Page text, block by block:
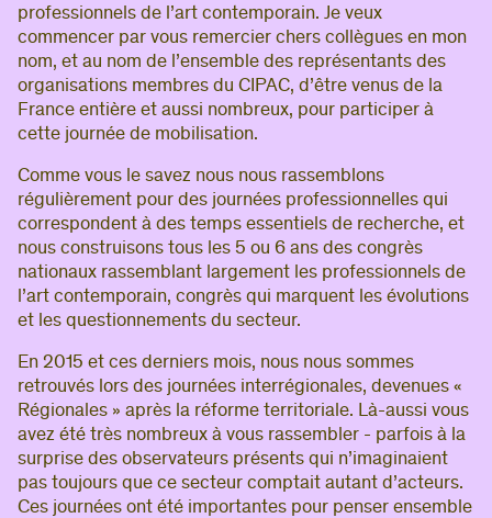
professionnels de l’art contemporain. Je veux
commencer par vous remercier chers collègues en mon
nom, et au nom de l’ensemble des représentants des
organisations membres du CIPAC, d’être venus de la
France entière et aussi nombreux, pour participer à
cette journée de mobilisation.
Comme vous le savez nous nous rassemblons
régulièrement pour des journées professionnelles qui
correspondent à des temps essentiels de recherche, et
nous construisons tous les 5 ou 6 ans des congrès
nationaux rassemblant largement les professionnels de
l’art contemporain, congrès qui marquent les évolutions
et les questionnements du secteur.
En 2015 et ces derniers mois, nous nous sommes
retrouvés lors des journées interrégionales, devenues «
Régionales » après la réforme territoriale. Là-aussi vous
avez été très nombreux à vous rassembler - parfois à la
surprise des observateurs présents qui n’imaginaient
pas toujours que ce secteur comptait autant d’acteurs.
Ces journées ont été importantes pour penser ensemble